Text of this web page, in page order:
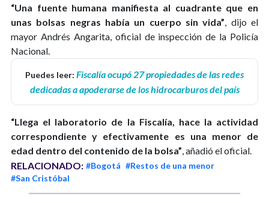
“Una fuente humana manifiesta al cuadrante que en
unas bolsas negras había un cuerpo sin vida” , dijo el
mayor Andrés Angarita, oficial de inspección de la Policía
Nacional.
Puedes leer: Fiscalía ocupó 27 propiedades de las redes
dedicadas a apoderarse de los hidrocarburos del país
“Llega el laboratorio de la Fiscalía, hace la actividad
correspondiente y efectivamente es una menor de
edad dentro del contenido de la bolsa” , añadió el oficial.
RELACIONADO: #Bogotá #Restos de una menor
#San Cristóbal